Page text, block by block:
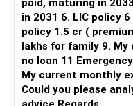
You can retain one
The remaining two can
checking taxation and
» Mid Cap Overlap
paid, maturing in
in 2031 6. LIC policy
policy 1.5 cr (
lakhs for family 9. My child
no loan 11 Emergency fund around 15 lakhs in bank
My current monthly
Could you please